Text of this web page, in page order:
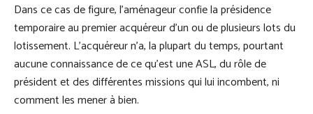
Dans ce cas de figure, l’aménageur confie la présidence
temporaire au premier acquéreur d’un ou de plusieurs lots du
lotissement. L’acquéreur n’a, la plupart du temps, pourtant
aucune connaissance de ce qu’est une ASL, du rôle de
président et des différentes missions qui lui incombent, ni
comment les mener à bien.